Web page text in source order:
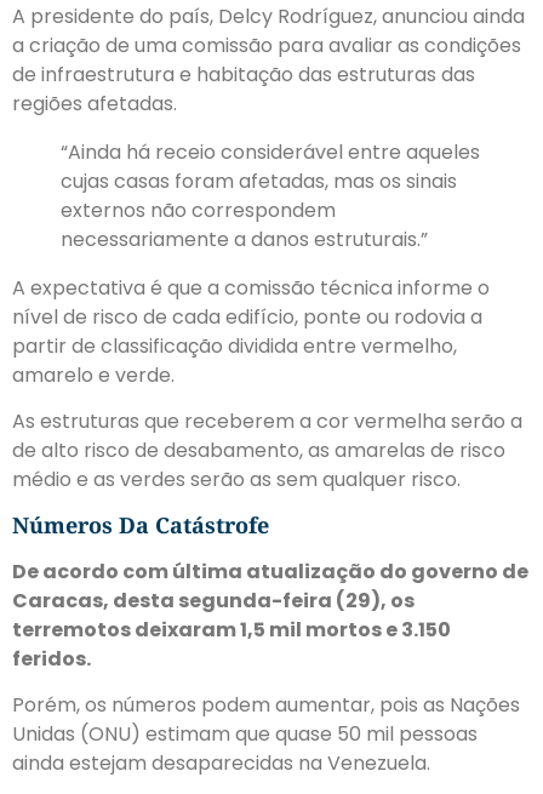
A presidente do país, Delcy Rodríguez, anunciou ainda
a criação de uma comissão para avaliar as condições
de infraestrutura e habitação das estruturas das
regiões afetadas.
“Ainda há receio considerável entre aqueles
cujas casas foram afetadas, mas os sinais
externos não correspondem
necessariamente a danos estruturais.”
A expectativa é que a comissão técnica informe o
nível de risco de cada edifício, ponte ou rodovia a
partir de classificação dividida entre vermelho,
amarelo e verde.
As estruturas que receberem a cor vermelha serão a
de alto risco de desabamento, as amarelas de risco
médio e as verdes serão as sem qualquer risco.
Números Da Catástrofe
De acordo com última atualização do governo de
Caracas, desta segunda-feira (29), os
terremotos deixaram 1,5 mil mortos e 3.150
feridos.
Porém, os números podem aumentar, pois as Nações
Unidas (ONU) estimam que quase 50 mil pessoas
ainda estejam desaparecidas na Venezuela.